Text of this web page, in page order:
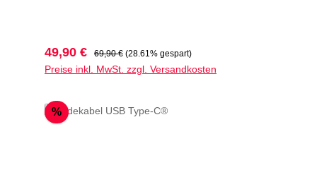
KW 48/2019 sowie Audi Q2 ab KW 48/2019 mit USB-
Fondpassagiere
Verkaufspreis:
49,90 € Regulärer Preis:
69,90 € (28.61% gespart)
Preise inkl. MwSt. zzgl. Versandkosten
%Rabatt